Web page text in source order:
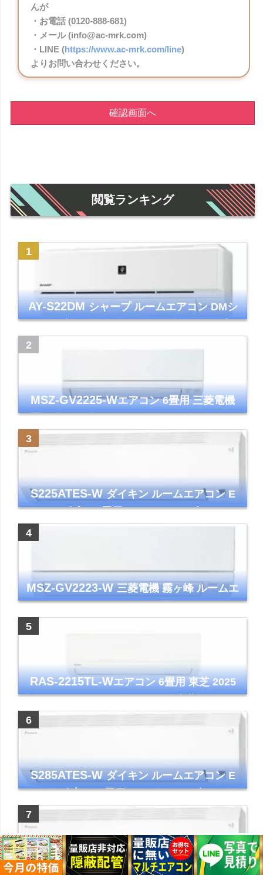
んが
・お電話 (0120-888-681)
・メール (info@ac-mrk.com)
・LINE (https://www.ac-mrk.com/line)
よりお問い合わせください。
確認画面へ
閲覧ランキング
AY-S22DMシャープ ルームエアコン DMシ
リーズ 主に6畳 ホワイト 2024年モデル プラ
MSZ-GV2225-Wエアコン 6畳用 三菱電機
霧ヶ峰 2025年モデル GVシリーズ ピュアホ
ワイト 清潔 除湿 単相100V
S225ATES-Wダイキン ルームエアコン E
シリーズ 主に6畳用 ホワイト 2025年モデル
MSZ-GV2223-W三菱電機 霧ヶ峰 ルームエ
アコン GVシリーズ おもに6畳用 ピュアホワ
RAS-2215TL-Wエアコン 6畳用 東芝 2025
年モデル TLシリーズ ホワイト 壁掛け クーラ
ー コンパクト 清潔
S285ATES-Wダイキン ルームエアコン E
シリーズ 主に10畳用 ホワイト 2025年モデル
コンパクトモデル ストリーマ
S565ATEP-Wダイキン ルームエアコン E